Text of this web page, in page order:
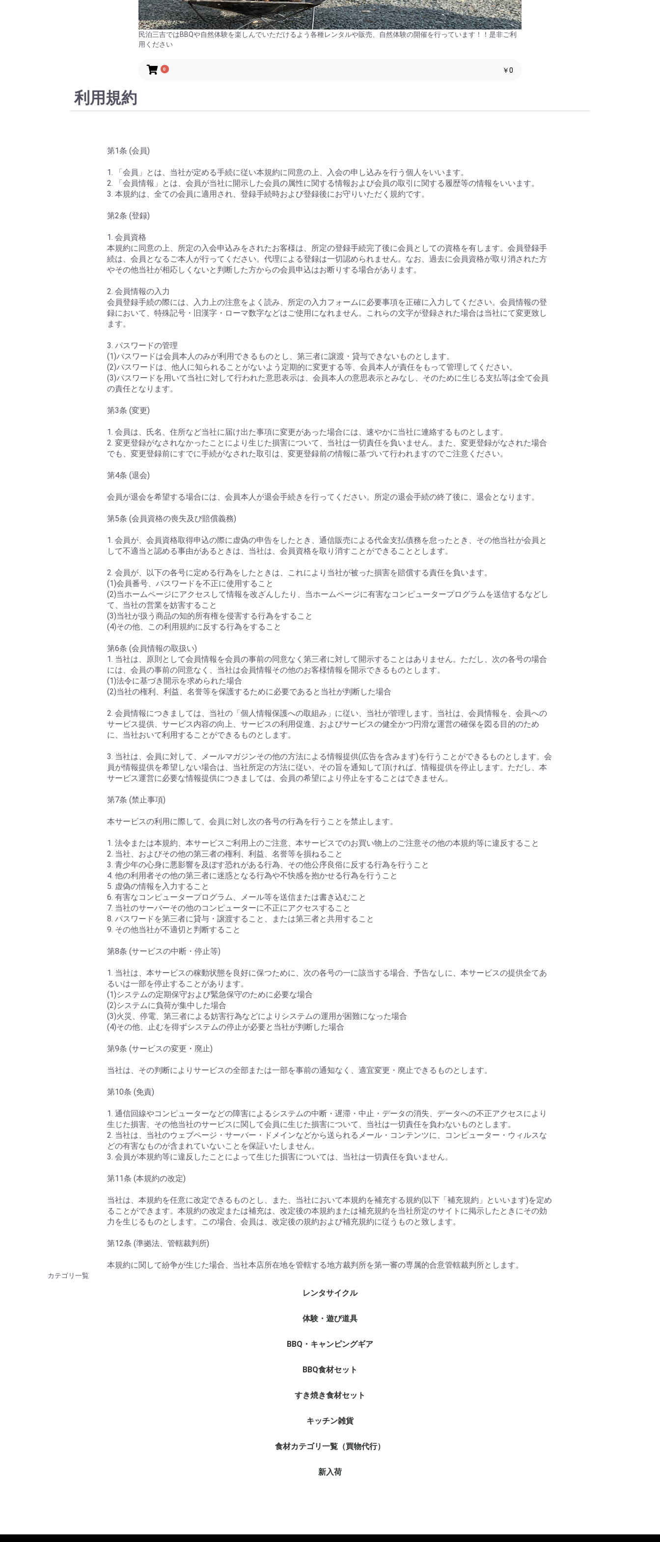
民泊三吉ではBBQや自然体験を楽しんでいただけるよう各種レンタルや販売、自然体験の開催を行っています！！是非ご利
用ください
0 ￥0
利用規約
第1条 (会員)
1. 「会員」とは、当社が定める手続に従い本規約に同意の上、入会の申し込みを行う個人をいいます。
2. 「会員情報」とは、会員が当社に開示した会員の属性に関する情報および会員の取引に関する履歴等の情報をいいます。
3. 本規約は、全ての会員に適用され、登録手続時および登録後にお守りいただく規約です。
第2条 (登録)
1. 会員資格
本規約に同意の上、所定の入会申込みをされたお客様は、所定の登録手続完了後に会員としての資格を有します。会員登録手
続は、会員となるご本人が行ってください。代理による登録は一切認められません。なお、過去に会員資格が取り消された方
やその他当社が相応しくないと判断した方からの会員申込はお断りする場合があります。
2. 会員情報の入力
会員登録手続の際には、入力上の注意をよく読み、所定の入力フォームに必要事項を正確に入力してください。会員情報の登
録において、特殊記号・旧漢字・ローマ数字などはご使用になれません。これらの文字が登録された場合は当社にて変更致し
ます。
3. パスワードの管理
(1)パスワードは会員本人のみが利用できるものとし、第三者に譲渡・貸与できないものとします。
(2)パスワードは、他人に知られることがないよう定期的に変更する等、会員本人が責任をもって管理してください。
(3)パスワードを用いて当社に対して行われた意思表示は、会員本人の意思表示とみなし、そのために生じる支払等は全て会員
の責任となります。
第3条 (変更)
1. 会員は、氏名、住所など当社に届け出た事項に変更があった場合には、速やかに当社に連絡するものとします。
2. 変更登録がなされなかったことにより生じた損害について、当社は一切責任を負いません。また、変更登録がなされた場合
でも、変更登録前にすでに手続がなされた取引は、変更登録前の情報に基づいて行われますのでご注意ください。
第4条 (退会)
会員が退会を希望する場合には、会員本人が退会手続きを行ってください。所定の退会手続の終了後に、退会となります。
第5条 (会員資格の喪失及び賠償義務)
1. 会員が、会員資格取得申込の際に虚偽の申告をしたとき、通信販売による代金支払債務を怠ったとき、その他当社が会員と
して不適当と認める事由があるときは、当社は、会員資格を取り消すことができることとします。
2. 会員が、以下の各号に定める行為をしたときは、これにより当社が被った損害を賠償する責任を負います。
(1)会員番号、パスワードを不正に使用すること
(2)当ホームページにアクセスして情報を改ざんしたり、当ホームページに有害なコンピュータープログラムを送信するなどし
て、当社の営業を妨害すること
(3)当社が扱う商品の知的所有権を侵害する行為をすること
(4)その他、この利用規約に反する行為をすること
第6条 (会員情報の取扱い)
1. 当社は、原則として会員情報を会員の事前の同意なく第三者に対して開示することはありません。ただし、次の各号の場合
には、会員の事前の同意なく、当社は会員情報その他のお客様情報を開示できるものとします。
(1)法令に基づき開示を求められた場合
(2)当社の権利、利益、名誉等を保護するために必要であると当社が判断した場合
2. 会員情報につきましては、当社の「個人情報保護への取組み」に従い、当社が管理します。当社は、会員情報を、会員への
サービス提供、サービス内容の向上、サービスの利用促進、およびサービスの健全かつ円滑な運営の確保を図る目的のため
に、当社おいて利用することができるものとします。
3. 当社は、会員に対して、メールマガジンその他の方法による情報提供(広告を含みます)を行うことができるものとします。会
員が情報提供を希望しない場合は、当社所定の方法に従い、その旨を通知して頂ければ、情報提供を停止します。ただし、本
サービス運営に必要な情報提供につきましては、会員の希望により停止をすることはできません。
第7条 (禁止事項)
本サービスの利用に際して、会員に対し次の各号の行為を行うことを禁止します。
1. 法令または本規約、本サービスご利用上のご注意、本サービスでのお買い物上のご注意その他の本規約等に違反すること
2. 当社、およびその他の第三者の権利、利益、名誉等を損ねること
3. 青少年の心身に悪影響を及ぼす恐れがある行為、その他公序良俗に反する行為を行うこと
4. 他の利用者その他の第三者に迷惑となる行為や不快感を抱かせる行為を行うこと
5. 虚偽の情報を入力すること
6. 有害なコンピュータープログラム、メール等を送信または書き込むこと
7. 当社のサーバーその他のコンピューターに不正にアクセスすること
8. パスワードを第三者に貸与・譲渡すること、または第三者と共用すること
9. その他当社が不適切と判断すること
第8条 (サービスの中断・停止等)
1. 当社は、本サービスの稼動状態を良好に保つために、次の各号の一に該当する場合、予告なしに、本サービスの提供全てあ
るいは一部を停止することがあります。
(1)システムの定期保守および緊急保守のために必要な場合
(2)システムに負荷が集中した場合
(3)火災、停電、第三者による妨害行為などによりシステムの運用が困難になった場合
(4)その他、止むを得ずシステムの停止が必要と当社が判断した場合
第9条 (サービスの変更・廃止)
当社は、その判断によりサービスの全部または一部を事前の通知なく、適宜変更・廃止できるものとします。
第10条 (免責)
1. 通信回線やコンピューターなどの障害によるシステムの中断・遅滞・中止・データの消失、データへの不正アクセスにより
生じた損害、その他当社のサービスに関して会員に生じた損害について、当社は一切責任を負わないものとします。
2. 当社は、当社のウェブページ・サーバー・ドメインなどから送られるメール・コンテンツに、コンピューター・ウィルスな
どの有害なものが含まれていないことを保証いたしません。
3. 会員が本規約等に違反したことによって生じた損害については、当社は一切責任を負いません。
第11条 (本規約の改定)
当社は、本規約を任意に改定できるものとし、また、当社において本規約を補充する規約(以下「補充規約」といいます)を定め
ることができます。本規約の改定または補充は、改定後の本規約または補充規約を当社所定のサイトに掲示したときにその効
力を生じるものとします。この場合、会員は、改定後の規約および補充規約に従うものと致します。
第12条 (準拠法、管轄裁判所)
本規約に関して紛争が生じた場合、当社本店所在地を管轄する地方裁判所を第一審の専属的合意管轄裁判所とします。
カテゴリ一覧
レンタサイクル
体験・遊び道具
遊び道具
アメニティ・菓子他
体験BBQ・キャンピングギア
BBQ食材セット
すき焼き食材セット
キッチン雑貨
食材カテゴリ一覧（買物代行）
すぐできるシリーズ
新入荷